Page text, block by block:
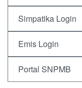
Simpatika Login
Emis Login
Portal SNPMB